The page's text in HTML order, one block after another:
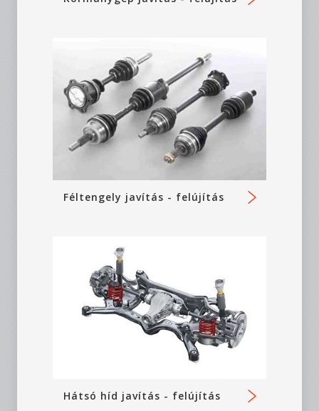
Féltengely javítás - felújítás
Hátsó híd javítás - felújítás